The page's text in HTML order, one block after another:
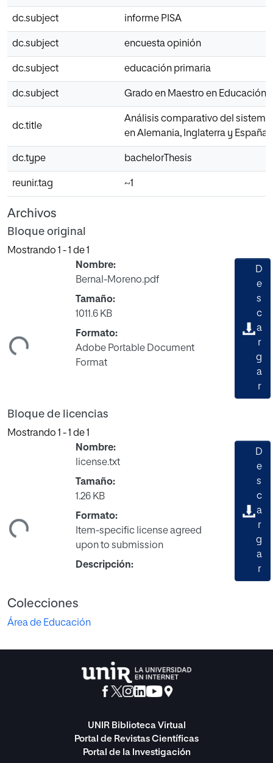
dc.subject informe PISA
dc.subject encuesta opinión
dc.subject educación primaria
dc.subject Grado en Maestro en Educación
dc.title
Análisis comparativo del
en Alemania, Inglaterra y España
dc.type bachelorThesis
reunir.tag ~1
Archivos
Bloque original
Mostrando 1 - 1 de 1
Nombre:
Bernal-Moreno.pdf
Tamaño:
1011.6 KB
Formato:
Adobe Portable Document
Format
D
e
s
c
a
r
g
a
r
Bloque de licencias
Mostrando 1 - 1 de 1
Nombre:
license.txt
Tamaño:
1.26 KB
Formato:
Item-specific license agreed
upon to submission
Descripción:
D
e
s
c
a
r
g
a
r
Colecciones
Área de Educación
UNIR Biblioteca Virtual
Portal de Revistas Científicas
Portal de la Investigación